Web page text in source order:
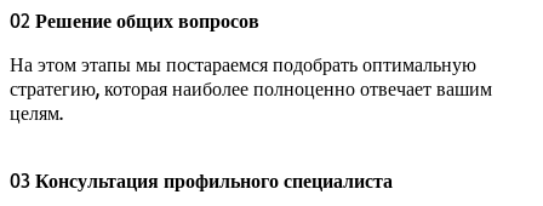
02 Решение общих вопросов
На этом этапы мы постараемся подобрать оптимальную
стратегию, которая наиболее полноценно отвечает вашим
целям.
03 Консультация профильного специалиста